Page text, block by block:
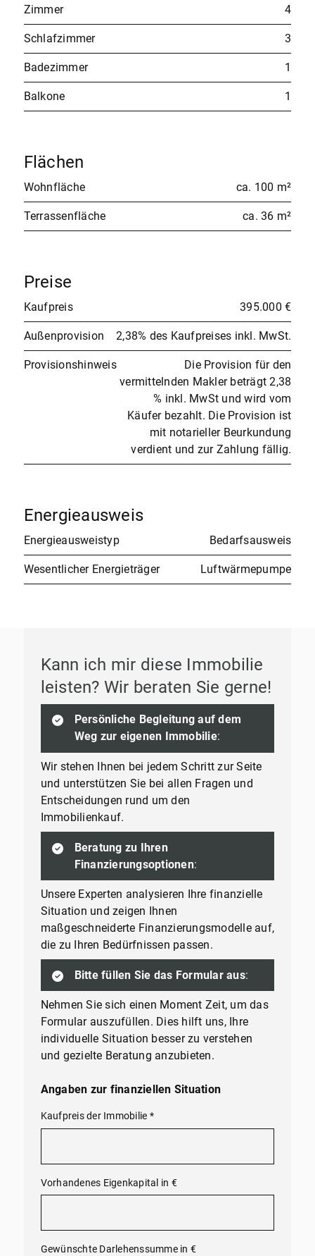
Zimmer 4
Schlafzimmer 3
Badezimmer 1
Balkone 1
Flächen
Wohnfläche ca. 100 m²
Terrassenfläche ca. 36 m²
Preise
Kaufpreis 395.000 €
Außenprovision 2,38% des Kaufpreises inkl. MwSt.
Provisionshinweis
Die Provision für den
vermittelnden Makler beträgt 2,38
% inkl. MwSt und wird vom
Käufer bezahlt. Die Provision ist
mit notarieller Beurkundung
verdient und zur Zahlung fällig.
Energieausweis
Energieausweistyp Bedarfsausweis
Wesentlicher Energieträger Luftwärmepumpe
Kann ich mir diese Immobilie
leisten? Wir beraten Sie gerne!
Persönliche Begleitung auf dem
Weg zur eigenen Immobilie:
Wir stehen Ihnen bei jedem Schritt zur Seite
und unterstützen Sie bei allen Fragen und
Entscheidungen rund um den
Immobilienkauf.
Beratung zu Ihren
Finanzierungsoptionen:
Unsere Experten analysieren Ihre finanzielle
Situation und zeigen Ihnen
maßgeschneiderte Finanzierungsmodelle auf,
die zu Ihren Bedürfnissen passen.
Bitte füllen Sie das Formular aus:
Nehmen Sie sich einen Moment Zeit, um das
Formular auszufüllen. Dies hilft uns, Ihre
individuelle Situation besser zu verstehen
und gezielte Beratung anzubieten.
Angaben zur finanziellen Situation
Kaufpreis der Immobilie *
Vorhandenes Eigenkapital in €
Gewünschte Darlehenssumme in €